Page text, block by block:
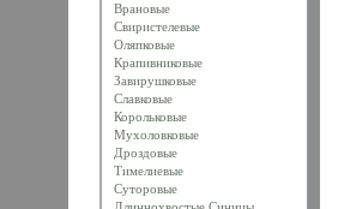
Врановые
Свиристелевые
Оляпковые
Крапивниковые
Завирушковые
Славковые
Корольковые
Мухоловковые
Дроздовые
Тимелиевые
Суторовые